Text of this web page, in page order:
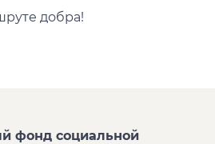
добра!
фонд социальной